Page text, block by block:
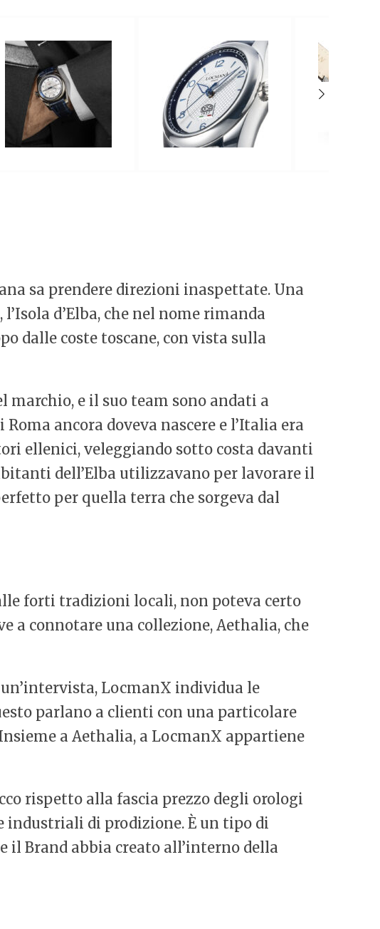
sa prendere direzioni inaspettate. Una
d’Elba, che nel nome rimanda
dalle coste toscane, con vista sulla
marchio, e il suo team sono andati a
ancora doveva nascere e l’Italia era
ellenici, veleggiando sotto costa davanti
dell’Elba utilizzavano per lavorare il
per quella terra che sorgeva dal
forti tradizioni locali, non poteva certo
a connotare una collezione, Aethalia, che
LocmanX individua le
parlano a clienti con una particolare
a Aethalia, a LocmanX appartiene
rispetto alla fascia prezzo degli orologi
industriali di prodizione. È un tipo di
il Brand abbia creato all’interno della